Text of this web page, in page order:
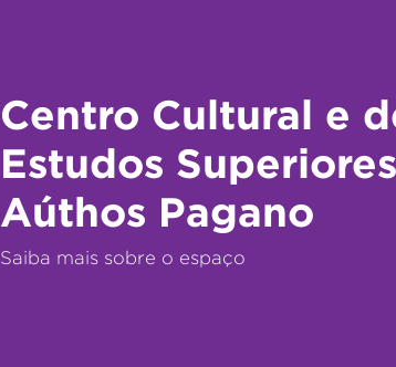
Centro Cultural e
Estudos Superiores
Aúthos Pagano
Saiba mais sobre o espaço